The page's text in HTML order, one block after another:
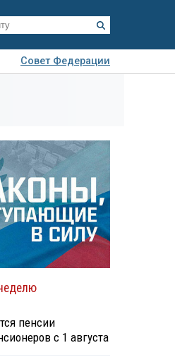
Совет Федерации
пенсии
с 1 августа